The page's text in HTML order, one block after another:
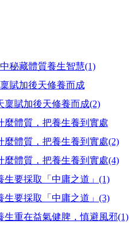
秘藏體質養生智慧(1)
賦加後天修養而成
稟賦加後天修養而成(2)
麼體質，把養生養到實處
麼體質，把養生養到實處(2)
麼體質，把養生養到實處(4)
生要採取「中庸之道」(1)
生要採取「中庸之道」(3)
生重在益氣健脾，慎避風邪(1)